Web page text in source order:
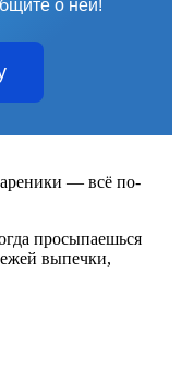
о ней!
— всё по-
просыпаешься
выпечки,